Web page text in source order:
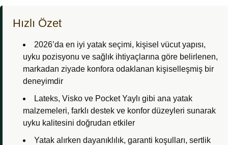
Hızlı Özet
2026’da en iyi yatak seçimi, kişisel vücut yapısı,
uyku pozisyonu ve sağlık ihtiyaçlarına göre belirlenen,
markadan ziyade konfora odaklanan kişiselleşmiş bir
deneyimdir
Lateks, Visko ve Pocket Yaylı gibi ana yatak
malzemeleri, farklı destek ve konfor düzeyleri sunarak
uyku kalitesini doğrudan etkiler
Yatak alırken dayanıklılık, garanti koşulları, sertlik